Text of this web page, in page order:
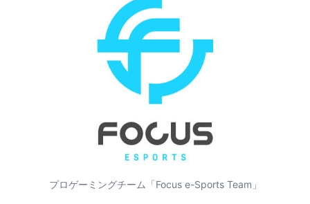
プロゲーミングチーム「Focus e-Sports Team」